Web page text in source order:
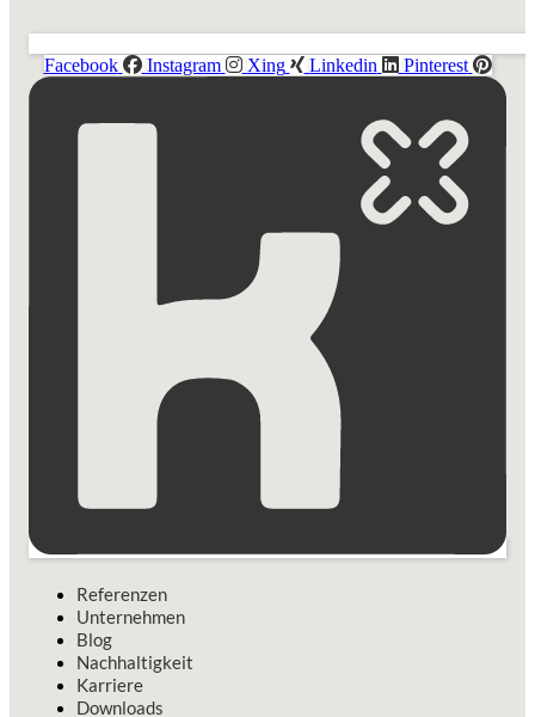
Facebook Instagram Xing Linkedin Pinterest
Referenzen
Unternehmen
Blog
Nachhaltigkeit
Karriere
Downloads